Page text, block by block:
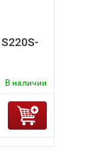
В наличии